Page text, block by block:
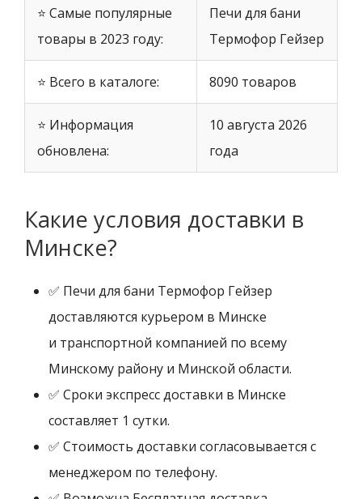
⭐ Самые популярные
товары в 2023 году:
Печи для бани
Термофор Гейзер
⭐ Всего в каталоге: 8090 товаров
⭐ Информация
обновлена:
10 августа 2026
года
Какие условия доставки в
Минске?
✅ Печи для бани Термофор Гейзер
доставляются курьером в Минске
и транспортной компанией по всему
Минскому району и Минской области.
✅ Сроки экспресс доставки в Минске
составляет 1 сутки.
✅ Стоимость доставки согласовывается с
менеджером по телефону.